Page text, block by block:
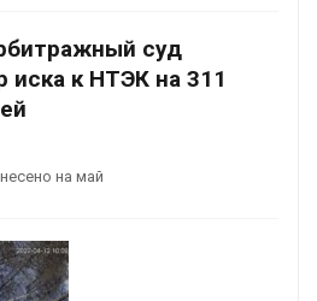
суд
иска к НТЭК на 311
на май